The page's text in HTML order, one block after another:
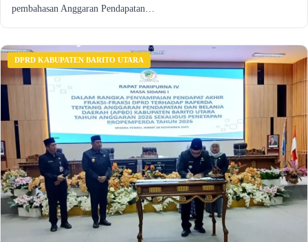
pembahasan Anggaran Pendapatan…
DPRD KABUPATEN BARITO UTARA